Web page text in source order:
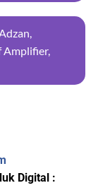
Digital :